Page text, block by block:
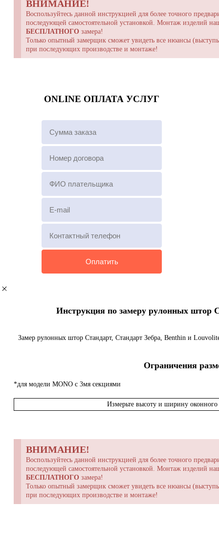
ВНИМАНИЕ!
Воспользуйтесь данной инструкцией для более точного
последующей самостоятельной установкой. Монтаж изделий
БЕСПЛАТНОГО замера!
Только опытный замерщик сможет увидеть все нюансы
при последующих производстве и монтаже!
ONLINE ОПЛАТА УСЛУГ
Инструкция по замеру рулонных штор
Замер рулонных штор Стандарт, Стандарт Зебра, Benthin и
Ограничения
*для модели MONO с 3мя секциями
Измерьте высоту и ширину оконного
ВНИМАНИЕ!
Воспользуйтесь данной инструкцией для более точного
последующей самостоятельной установкой. Монтаж изделий
БЕСПЛАТНОГО замера!
Только опытный замерщик сможет увидеть все нюансы
при последующих производстве и монтаже!